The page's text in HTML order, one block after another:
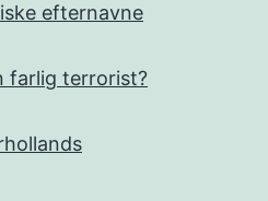
efternavne
farlig terrorist?